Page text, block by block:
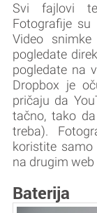
Svi fajlovi
Fotografije
Video
pogledate
pogledate na
Dropbox je
pričaju da
tačno, tako
treba).
koristite samo
na drugim
Baterija